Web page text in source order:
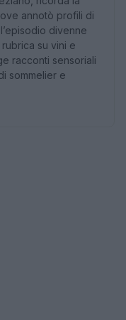
annotò profili di
divenne
su vini e
racconti sensoriali
sommelier e